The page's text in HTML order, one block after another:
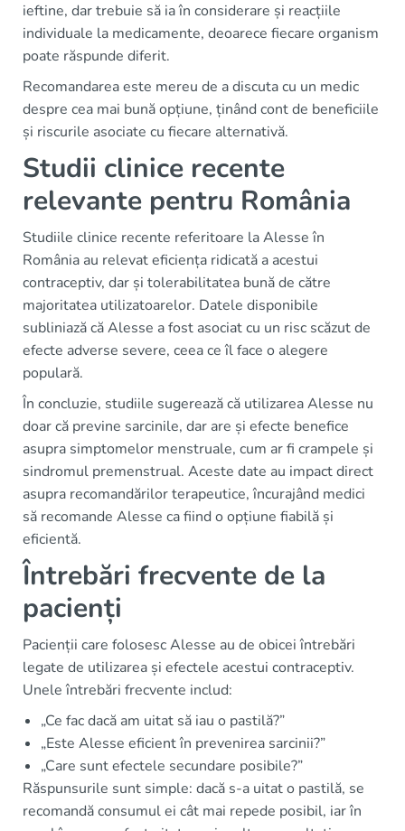
ieftine, dar trebuie să ia în considerare și reacțiile
individuale la medicamente, deoarece fiecare organism
poate răspunde diferit.
Recomandarea este mereu de a discuta cu un medic
despre cea mai bună opțiune, ținând cont de beneficiile
și riscurile asociate cu fiecare alternativă.
Studii clinice recente
relevante pentru România
Studiile clinice recente referitoare la Alesse în
România au relevat eficiența ridicată a acestui
contraceptiv, dar și tolerabilitatea bună de către
majoritatea utilizatoarelor. Datele disponibile
subliniază că Alesse a fost asociat cu un risc scăzut de
efecte adverse severe, ceea ce îl face o alegere
populară.
În concluzie, studiile sugerează că utilizarea Alesse nu
doar că previne sarcinile, dar are și efecte benefice
asupra simptomelor menstruale, cum ar fi crampele și
sindromul premenstrual. Aceste date au impact direct
asupra recomandărilor terapeutice, încurajând medici
să recomande Alesse ca fiind o opțiune fiabilă și
eficientă.
Întrebări frecvente de la
pacienți
Pacienții care folosesc Alesse au de obicei întrebări
legate de utilizarea și efectele acestui contraceptiv.
Unele întrebări frecvente includ:
„Ce fac dacă am uitat să iau o pastilă?”
„Este Alesse eficient în prevenirea sarcinii?”
„Care sunt efectele secundare posibile?”
Răspunsurile sunt simple: dacă s-a uitat o pastilă, se
recomandă consumul ei cât mai repede posibil, iar în